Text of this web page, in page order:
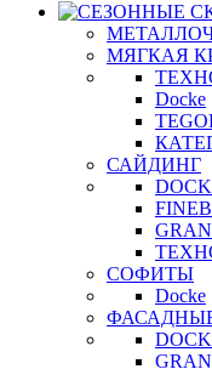
МЯГКАЯ
Docke
САЙДИНГ
СОФИТЫ
Docke